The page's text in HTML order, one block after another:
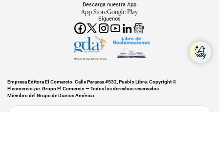
Síguenos
Descarga nuestra App
App StoreGoogle Play
Miembro del Grupo de Diarios América
Empresa Editora El Comercio. Calle Paracas #532, Pueblo Libre. Copyright ©
Elcomercio.pe. Grupo El Comercio — Todos los derechos reservados
Miembro del Grupo de Diarios América